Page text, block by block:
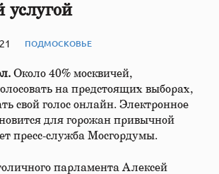
услугой
ПОДМОСКОВЬЕ
Около 40% москвичей,
на предстоящих выборах,
свой голос онлайн. Электронное
для горожан привычной
пресс-служба Мосгордумы.
парламента Алексей